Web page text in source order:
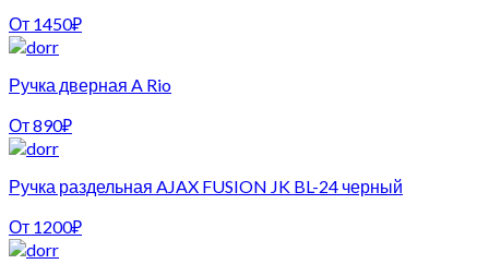
От 1450₽
Ручка дверная A Rio
От890₽
Ручка раздельная AJAX FUSION JK BL-24 черный
От 1200₽